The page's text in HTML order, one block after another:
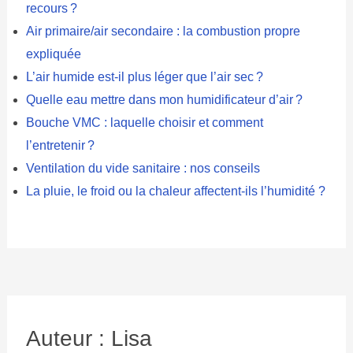
recours ?
Air primaire/air secondaire : la combustion propre
expliquée
L’air humide est-il plus léger que l’air sec ?
Quelle eau mettre dans mon humidificateur d’air ?
Bouche VMC : laquelle choisir et comment
l’entretenir ?
Ventilation du vide sanitaire : nos conseils
La pluie, le froid ou la chaleur affectent-ils l’humidité ?
Auteur : Lisa